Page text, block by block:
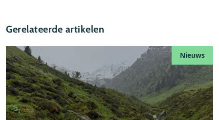
Gerelateerde artikelen
Nieuws